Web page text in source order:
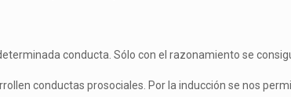
conducta. Sólo con el razonamiento se
conductas prosociales. Por la inducción se nos